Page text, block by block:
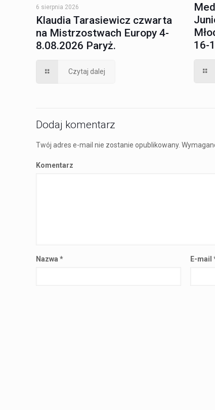
6 sierpnia 2026
Klaudia Tarasiewicz czwarta
na Mistrzostwach Europy 4-
8.08.2026 Paryż.
Czytaj dalej
16-
Dodaj komentarz
Twój adres e-mail nie zostanie opublikowany.
Komentarz
Nazwa* E-mail